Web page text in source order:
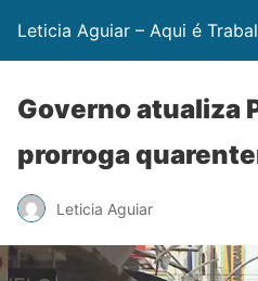
Leticia Aguiar – Aqui é
Governo atualiza
prorroga
Leticia Aguiar